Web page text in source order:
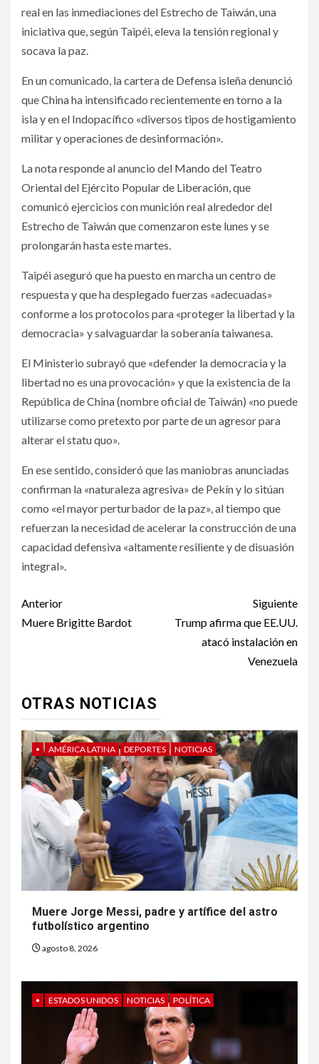
real en las inmediaciones del Estrecho de Taiwán, una
iniciativa que, según Taipéi, eleva la tensión regional y
socava la paz.
En un comunicado, la cartera de Defensa isleña denunció
que China ha intensificado recientemente en torno a la
isla y en el Indopacífico «diversos tipos de hostigamiento
militar y operaciones de desinformación».
La nota responde al anuncio del Mando del Teatro
Oriental del Ejército Popular de Liberación, que
comunicó ejercicios con munición real alrededor del
Estrecho de Taiwán que comenzaron este lunes y se
prolongarán hasta este martes.
Taipéi aseguró que ha puesto en marcha un centro de
respuesta y que ha desplegado fuerzas «adecuadas»
conforme a los protocolos para «proteger la libertad y la
democracia» y salvaguardar la soberanía taiwanesa.
El Ministerio subrayó que «defender la democracia y la
libertad no es una provocación» y que la existencia de la
República de China (nombre oficial de Taiwán) «no puede
utilizarse como pretexto por parte de un agresor para
alterar el statu quo».
En ese sentido, consideró que las maniobras anunciadas
confirman la «naturaleza agresiva» de Pekín y lo sitúan
como «el mayor perturbador de la paz», al tiempo que
refuerzan la necesidad de acelerar la construcción de una
capacidad defensiva «altamente resiliente y de disuasión
integral».
Post
navigation
Anterior
Muere Brigitte Bardot
Siguiente
Trump afirma que EE.UU.
atacó instalación en
Venezuela
OTRAS NOTICIAS
• AMÉRICA LATINA DEPORTES NOTICIAS
Muere Jorge Messi, padre y artífice del astro
futbolístico argentino
agosto 8, 2026
• ESTADOS UNIDOS NOTICIAS POLÍTICA